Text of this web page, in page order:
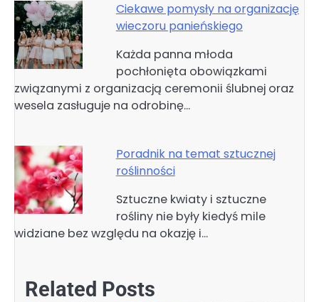
Ciekawe pomysły na organizację
wieczoru panieńskiego
Każda panna młoda
pochłonięta obowiązkami
związanymi z organizacją ceremonii ślubnej oraz
wesela zasługuje na odrobinę…
Poradnik na temat sztucznej
roślinności
Sztuczne kwiaty i sztuczne
rośliny nie były kiedyś mile
widziane bez względu na okazję i…
Related Posts